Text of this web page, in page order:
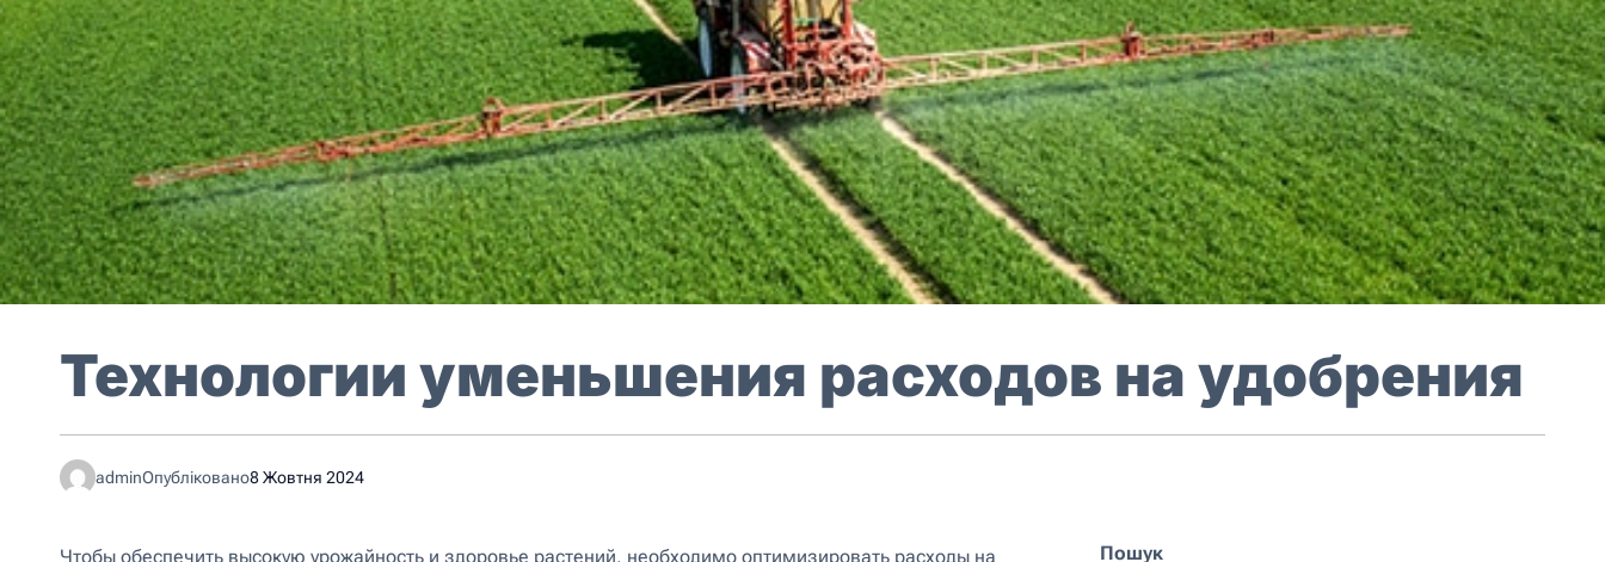
Технологии уменьшения расходов на удобрения
adminОпубліковано8 Жовтня 2024
Чтобы обеспечить высокую урожайность и здоровье растений, необходимо оптимизировать расходы на
Пошук